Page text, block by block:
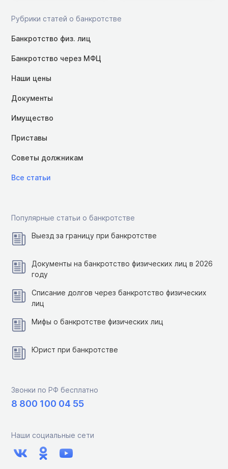
Рубрики статей о банкротстве
Банкротство физ. лиц
Банкротство через МФЦ
Наши цены
Документы
Имущество
Приставы
Советы должникам
Все статьи
Популярные статьи о банкротстве
Выезд за границу при банкротстве
Документы на банкротство физических лиц в 2026
году
Списание долгов через банкротство физических
лиц
Мифы о банкротстве физических лиц
Юрист при банкротстве
Звонки по РФ бесплатно
8 800 100 04 55
Наши социальные сети